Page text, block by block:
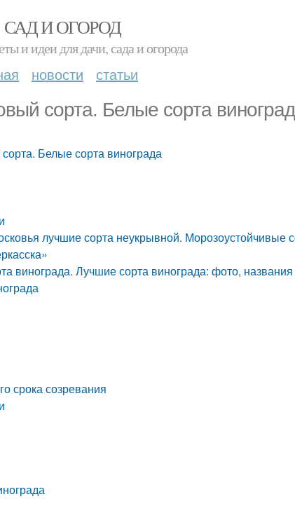
САД И ОГОРОД
и идеи для дачи, сада и огорода
новости статьи
сорта. Белые сорта
Белые сорта винограда
лучшие сорта неукрывной. Морозоустойчивые
винограда. Лучшие сорта винограда: фото, названия
срока созревания